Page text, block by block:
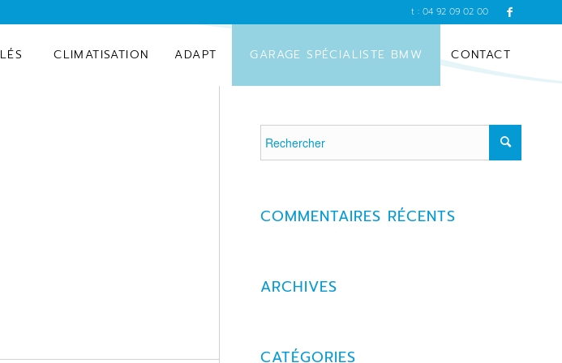
t : 04 92 09 02 00
CLIMATISATION ADAPT GARAGE SPÉCIALISTE BMW CONTACT
COMMENTAIRES RÉCENTS
ARCHIVES
CATÉGORIES